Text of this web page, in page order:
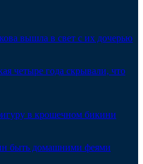
вышла в свет с их дочерью
четыре года скрывали, что
в крошечном бикини
быть домашними феями